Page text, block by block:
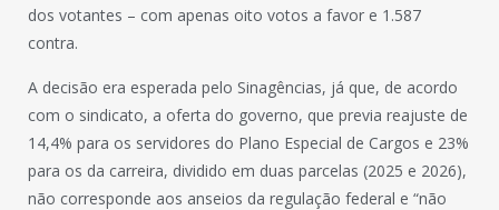
dos votantes – com apenas oito votos a favor e 1.587
contra.
A decisão era esperada pelo Sinagências, já que, de acordo
com o sindicato, a oferta do governo, que previa reajuste de
14,4% para os servidores do Plano Especial de Cargos e 23%
para os da carreira, dividido em duas parcelas (2025 e 2026),
não corresponde aos anseios da regulação federal e “não